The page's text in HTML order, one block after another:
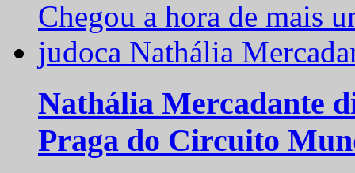
Nathália Mercadante
Praga do Circuito